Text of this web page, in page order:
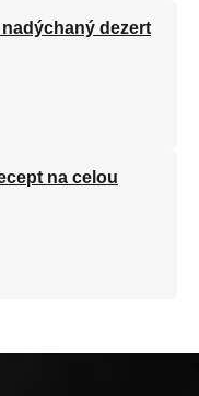
dezert
na celou